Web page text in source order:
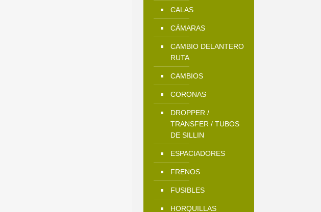
CALAS
CÁMARAS
CAMBIO DELANTERO
RUTA
CAMBIOS
CORONAS
DROPPER /
TRANSFER / TUBOS
DE SILLIN
ESPACIADORES
FRENOS
FUSIBLES
HORQUILLAS